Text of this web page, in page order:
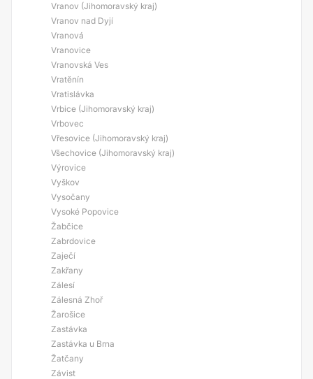
Vranov (Jihomoravský kraj)
Vranov nad Dyjí
Vranová
Vranovice
Vranovská Ves
Vratěnín
Vratislávka
Vrbice (Jihomoravský kraj)
Vrbovec
Vřesovice (Jihomoravský kraj)
Všechovice (Jihomoravský kraj)
Výrovice
Vyškov
Vysočany
Vysoké Popovice
Žabčice
Zabrdovice
Zaječí
Zakřany
Zálesí
Zálesná Zhoř
Žarošice
Zastávka
Zastávka u Brna
Žatčany
Závist